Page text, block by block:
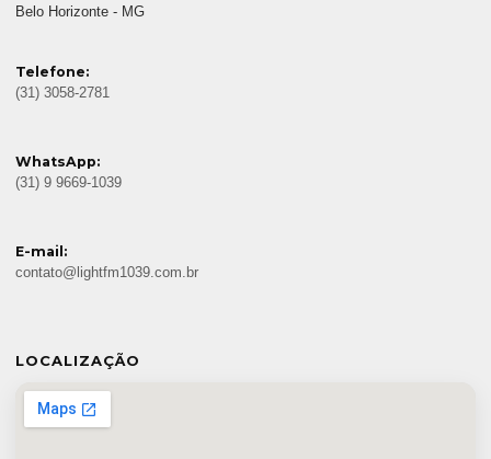
Belo Horizonte - MG
Telefone:
(31) 3058-2781
WhatsApp:
(31) 9 9669-1039
E-mail:
contato@lightfm1039.com.br
LOCALIZAÇÃO